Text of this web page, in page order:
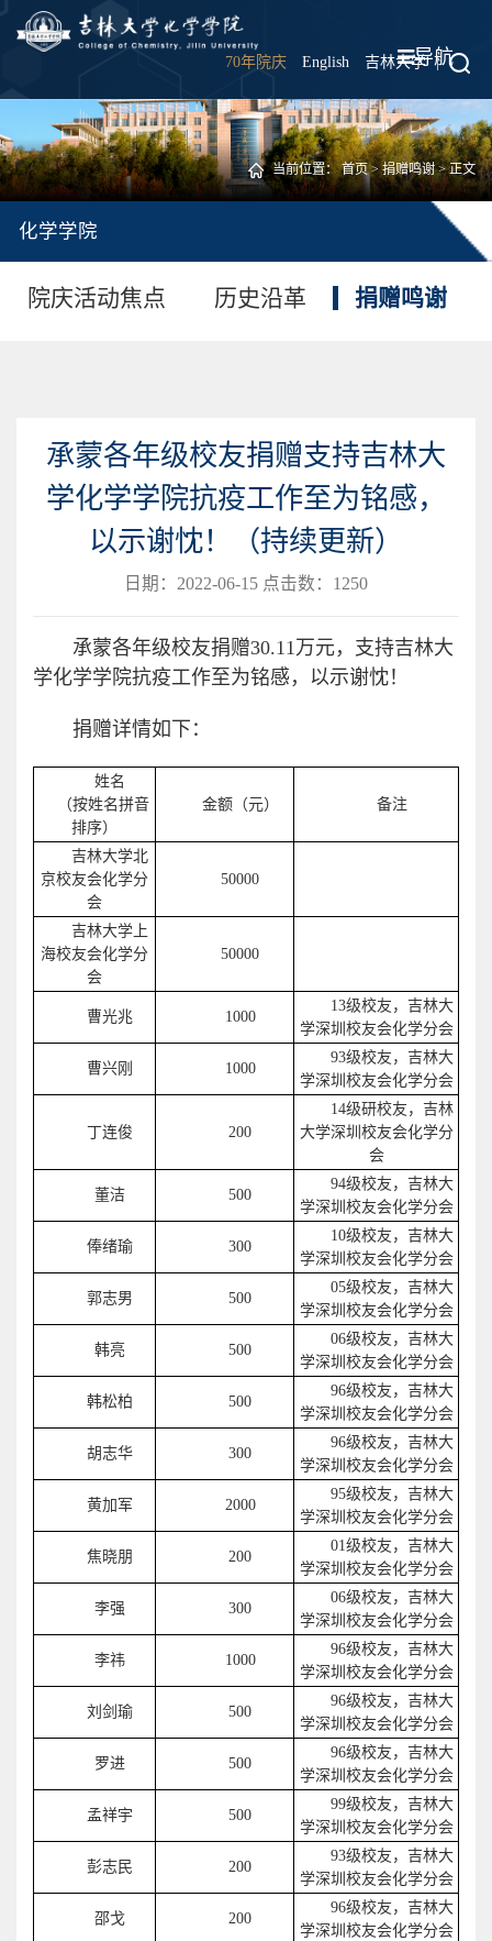
70年院庆 English 吉林大学 |
导航
当前位置：首页>捐赠鸣谢> 正文
化学学院
院庆活动焦点 历史沿革 捐赠鸣谢
承蒙各年级校友捐赠支持吉林大
学化学学院抗疫工作至为铭感，
以示谢忱！（持续更新）
日期：2022-06-15 点击数： 1250
承蒙各年级校友捐赠30.11万元，支持吉林大
学化学学院抗疫工作至为铭感，以示谢忱！
捐赠详情如下：
姓名
（按姓名拼音
排序）
金额（元） 备注
吉林大学北
京校友会化学分
会
50000
吉林大学上
海校友会化学分
会
50000
曹光兆 1000
13级校友，吉林大
学深圳校友会化学分会
曹兴刚 1000
93级校友，吉林大
学深圳校友会化学分会
丁连俊 200
14级研校友，吉林
大学深圳校友会化学分
会
董洁 500
94级校友，吉林大
学深圳校友会化学分会
俸绪瑜 300
10级校友，吉林大
学深圳校友会化学分会
郭志男 500
05级校友，吉林大
学深圳校友会化学分会
韩亮 500
06级校友，吉林大
学深圳校友会化学分会
韩松柏 500
96级校友，吉林大
学深圳校友会化学分会
胡志华 300
96级校友，吉林大
学深圳校友会化学分会
黄加军 2000
95级校友，吉林大
学深圳校友会化学分会
焦晓朋 200
01级校友，吉林大
学深圳校友会化学分会
李强 300
06级校友，吉林大
学深圳校友会化学分会
李祎 1000
96级校友，吉林大
学深圳校友会化学分会
刘剑瑜 500
96级校友，吉林大
学深圳校友会化学分会
罗进 500
96级校友，吉林大
学深圳校友会化学分会
孟祥宇 500
99级校友，吉林大
学深圳校友会化学分会
彭志民 200
93级校友，吉林大
学深圳校友会化学分会
邵戈 200
96级校友，吉林大
学深圳校友会化学分会